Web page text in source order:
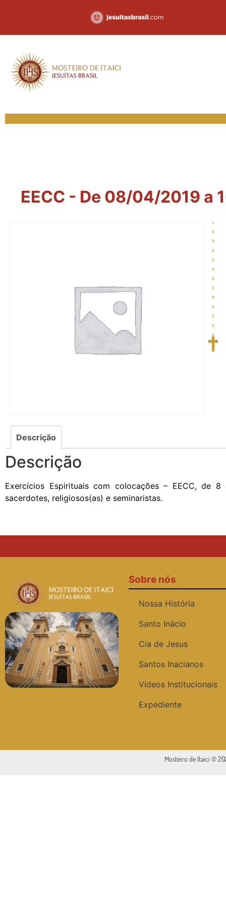
EECC - De 08/04/2019 a
Descrição
Descrição
Exercícios Espirituais com colocações – EECC, de
sacerdotes, religiosos(as) e seminaristas.
Sobre nós
Nossa História
Santo Inácio
Cia de Jesus
Santos Inacianos
Vídeos Institucionais
Expediente
Mosteiro de Itaici ©